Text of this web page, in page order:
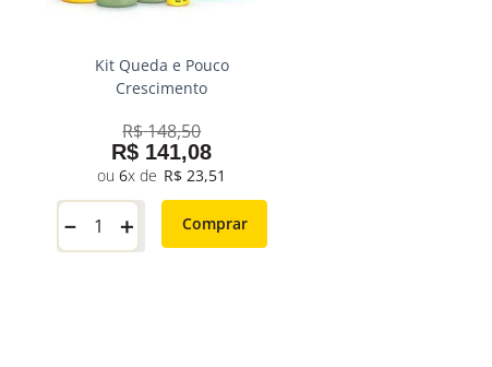
Kit Queda e Pouco
Crescimento
R$148,50
R$ 141,08
6 R$ 23,51
＋
－ Comprar